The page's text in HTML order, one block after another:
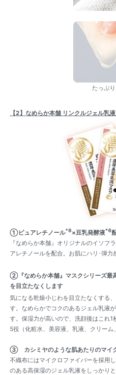
たっぷ
【2】なめらか本舗 リンクルジェル乳
①ピュアレチノール*6×豆乳発酵液*6
『なめらか本舗』オリジナルのイソフ
アレチノールを配合。お肌にハリ･弾力
②『なめらか本舗』マスクシリーズ最
を目立たなくします
気になる乾燥小じわを目立たなくする
す。なめらかでコクのあるジェル乳液
す。保湿力が高いので、洗顔後はこれ
5役（化粧水、美容液、乳液、クリーム
③ カシミヤのような肌あたりのマイ
不織布にはマイクロファイバーを採用
のある高保湿のジェル乳液をしっかり